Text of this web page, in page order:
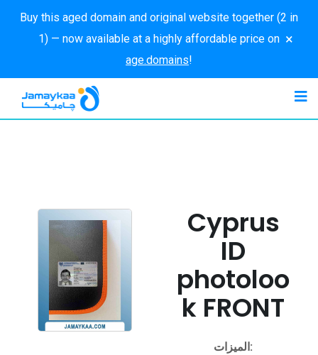
Buy this aged domain and original website together (2 in
1) — now available at a highly affordable price on
age.domains!
×
Cyprus
ID
photoloo
k FRONT
الميزات: